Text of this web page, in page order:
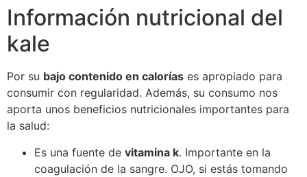
Información nutricional del
kale
Por su bajo contenido en calorías es apropiado para
consumir con regularidad. Además, su consumo nos
aporta unos beneficios nutricionales importantes para
la salud:
Es una fuente de vitamina k. Importante en la
coagulación de la sangre. OJO, si estás tomando